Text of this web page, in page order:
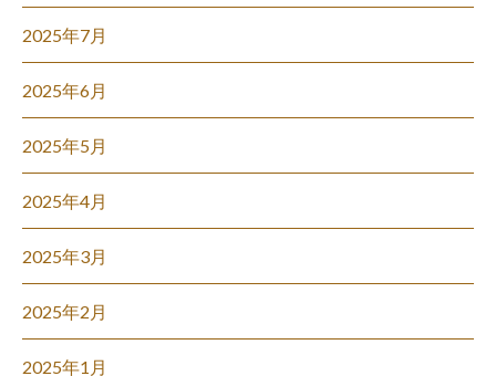
2025年7月
2025年6月
2025年5月
2025年4月
2025年3月
2025年2月
2025年1月